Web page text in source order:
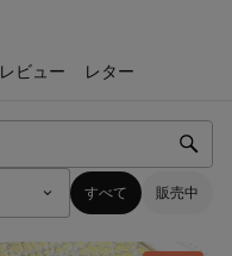
レビュー レター
すべて 販売中